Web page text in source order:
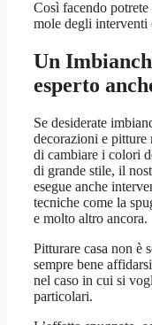
Così facendo
mole degli interventi
Un
esperto
Se desiderate
decorazioni e pitture
di cambiare i colori
di grande stile, il
esegue anche
tecniche come la
e molto altro ancora.
Pitturare casa non è
sempre bene
nel caso in cui si
particolari.